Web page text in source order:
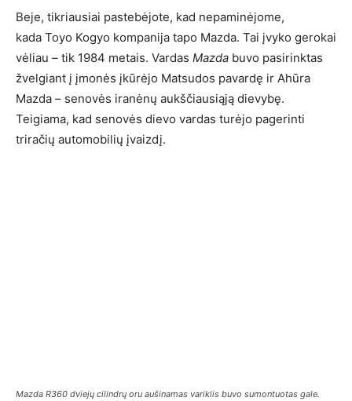
Beje, tikriausiai pastebėjote, kad nepaminėjome,
kada Toyo Kogyo kompanija tapo Mazda. Tai įvyko gerokai
vėliau – tik 1984 metais. Vardas Mazda buvo pasirinktas
žvelgiant į įmonės įkūrėjo Matsudos pavardę ir Ahūra
Mazda – senovės iranėnų aukščiausiąją dievybę.
Teigiama, kad senovės dievo vardas turėjo pagerinti
triračių automobilių įvaizdį.
Mazda R360 dviejų cilindrų oru aušinamas variklis buvo sumontuotas gale.